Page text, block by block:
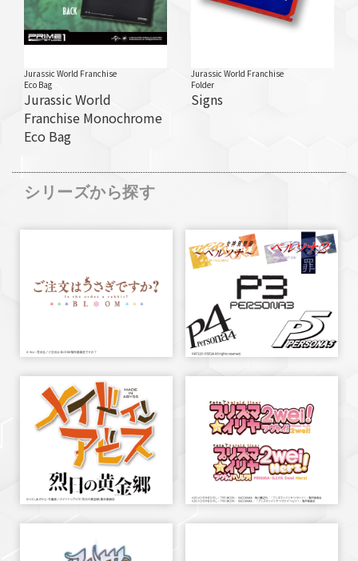
Jurassic World Franchise
Eco Bag
Jurassic World
Franchise Monochrome
Eco Bag
Jurassic World Franchise
Folder
Signs
シリーズから探す